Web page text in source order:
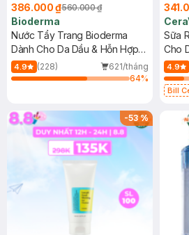
386.000 ₫560.000 ₫
Bioderma
Nước Tẩy Trang Bioderma
Dành Cho Da Dầu & Hỗn Hợp
500ml
4.9 (228)
621/tháng
64%
Sữa
Cho
4.9
Bill
-53%